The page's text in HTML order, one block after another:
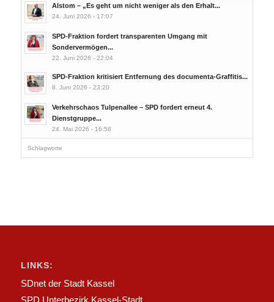
Alstom – „Es geht um nicht weniger als den Erhalt...
24. Juni 2026 - 17:07
SPD-Fraktion fordert transparenten Umgang mit
Sondervermögen...
22. Juni 2026 - 22:04
SPD-Fraktion kritisiert Entfernung des documenta-Graffitis...
8. Juni 2026 - 23:20
Verkehrschaos Tulpenallee – SPD fordert erneut 4.
Dienstgruppe...
24. Mai 2026 - 16:58
Schlagworte
LINKS:
SDnet der Stadt Kassel